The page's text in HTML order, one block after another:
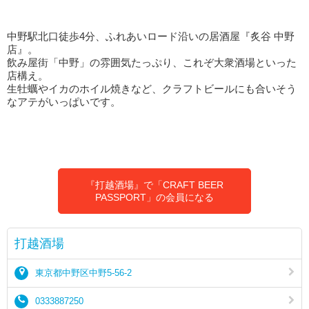
中野駅北口徒歩4分、ふれあいロード沿いの居酒屋『炙谷 中野
店』。
飲み屋街「中野」の雰囲気たっぷり、これぞ大衆酒場といった
店構え。
生牡蠣やイカのホイル焼きなど、クラフトビールにも合いそう
なアテがいっぱいです。
『打越酒場』で「CRAFT BEER
PASSPORT」の会員になる
打越酒場
東京都中野区中野5-56-2
0333887250